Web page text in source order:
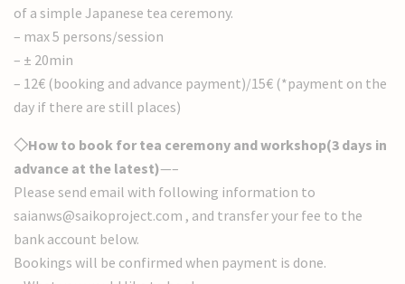
of a simple Japanese tea ceremony.
– max 5 persons/session
– ± 20min
– 12€ (booking and advance payment)/15€ (*payment on the
day if there are still places)
◇How to book for tea ceremony and workshop(3 days in
advance at the latest)—–
Please send email with following information to
saianws@saikoproject.com , and transfer your fee to the
bank account below.
Bookings will be confirmed when payment is done.